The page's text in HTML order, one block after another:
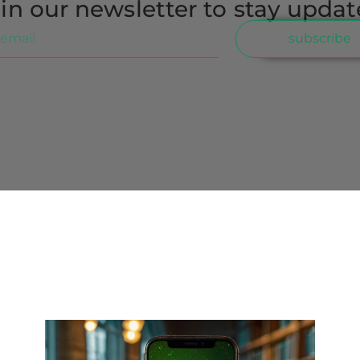
our newsletter to stay
subscribe